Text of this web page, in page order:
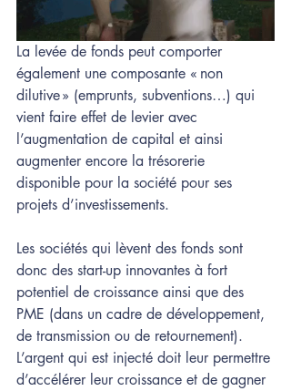
La levée de fonds peut comporter
également une composante « non
dilutive » (emprunts, subventions…) qui
vient faire effet de levier avec
l’augmentation de capital et ainsi
augmenter encore la trésorerie
disponible pour la société pour ses
projets d’investissements.
Les sociétés qui lèvent des fonds sont
donc des start-up innovantes à fort
potentiel de croissance ainsi que des
PME (dans un cadre de développement,
de transmission ou de retournement).
L’argent qui est injecté doit leur permettre
d’accélérer leur croissance et de gagner